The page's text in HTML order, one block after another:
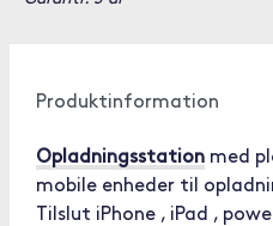
Produktinformation
Opladningsstation med
mobile enheder til
Tilslut iPhone , iPad ,